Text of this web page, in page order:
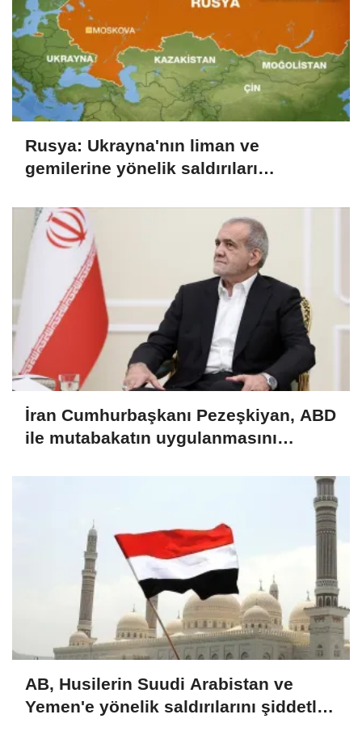
Rusya: Ukrayna'nın liman ve
gemilerine yönelik saldırıları
İran Cumhurbaşkanı Pezeşkiyan, ABD
ile mutabakatın uygulanmasını
AB, Husilerin Suudi Arabistan ve
Yemen'e yönelik saldırılarını şiddetle